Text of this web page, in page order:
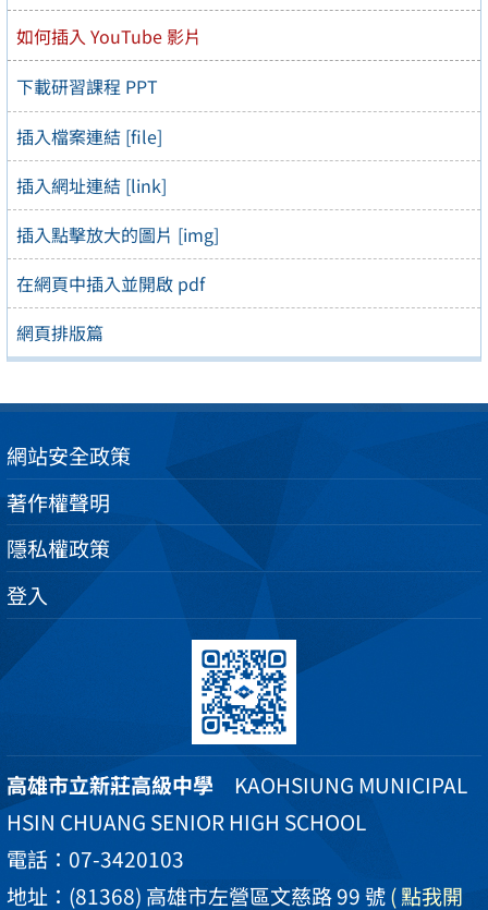
如何插入 YouTube 影片
下載研習課程 PPT
插入檔案連結 [file]
插入網址連結 [link]
插入點擊放大的圖片 [img]
在網頁中插入並開啟 pdf
網頁排版篇
網站安全政策
著作權聲明
隱私權政策
登入
高雄市立新莊高級中學 KAOHSIUNG MUNICIPAL
HSIN CHUANG SENIOR HIGH SCHOOL
電話：07-3420103
地址：(81368) 高雄市左營區文慈路 99 號( 點我開